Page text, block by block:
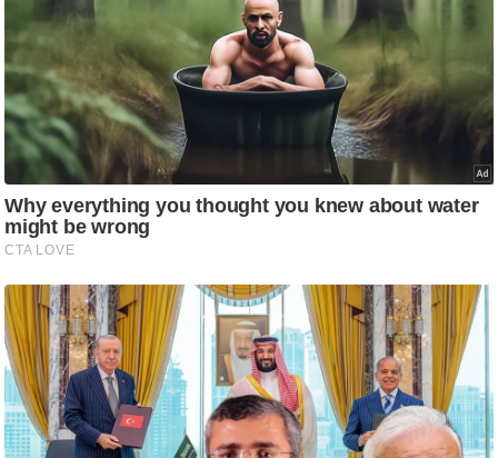
ट
ने
स
मं
त्रा
ले
श
न
शि
प
रा
ज
नी
ति